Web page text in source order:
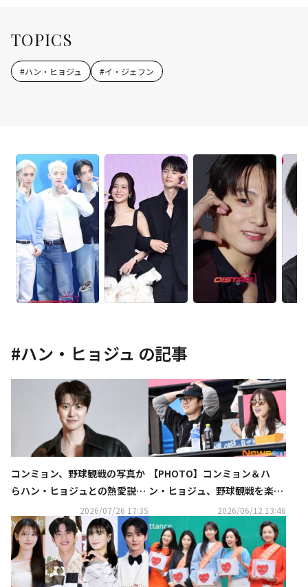
TOPICS
#ハン・ヒョジュ #イ・ジェフン
#ハン・ヒョジュ の記事
コンミョン、野球観戦の写真か
らハン・ヒョジュとの熱愛説が
浮上も「“お似合い”という声が
多くて満足」
2026/07/26 17:35
【PHOTO】コンミョン＆ハ
ン・ヒョジュ、野球観戦を楽し
2026/06/12 13:46